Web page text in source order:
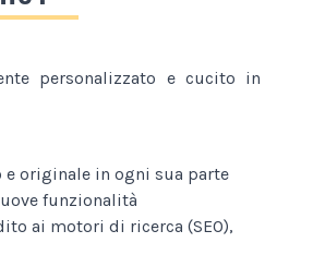
personalizzato e cucito in
originale in ogni sua parte
funzionalità
ai motori di ricerca (SEO),